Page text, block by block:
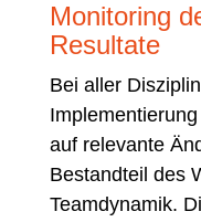
Monitoring
Resultate
Bei aller
auf relevante
Bestandteil des
Teamdynamik.